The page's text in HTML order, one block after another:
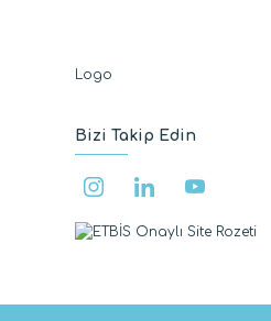
Bizi Takip Edin